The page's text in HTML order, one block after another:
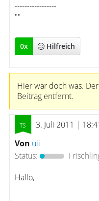
-----------------
""
0x Hilfreich
Hier war doch was.
Beitrag entfernt.
3. Juli 2011 |
Von uii
Status:
Hallo,